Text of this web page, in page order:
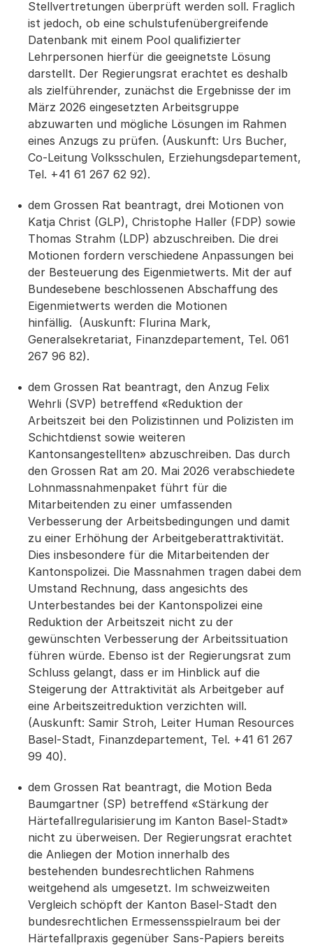
Stellvertretungen überprüft werden soll. Fraglich
ist jedoch, ob eine schulstufenübergreifende
Datenbank mit einem Pool qualifizierter
Lehrpersonen hierfür die geeignetste Lösung
darstellt. Der Regierungsrat erachtet es deshalb
als zielführender, zunächst die Ergebnisse der im
März 2026 eingesetzten Arbeitsgruppe
abzuwarten und mögliche Lösungen im Rahmen
eines Anzugs zu prüfen. (Auskunft: Urs Bucher,
Co-Leitung Volksschulen, Erziehungsdepartement,
Tel. +41 61 267 62 92).
dem Grossen Rat beantragt, drei Motionen von
Katja Christ (GLP), Christophe Haller (FDP) sowie
Thomas Strahm (LDP) abzuschreiben. Die drei
Motionen fordern verschiedene Anpassungen bei
der Besteuerung des Eigenmietwerts. Mit der auf
Bundesebene beschlossenen Abschaffung des
Eigenmietwerts werden die Motionen
hinfällig. (Auskunft: Flurina Mark,
Generalsekretariat, Finanzdepartement, Tel. 061
267 96 82).
dem Grossen Rat beantragt, den Anzug Felix
Wehrli (SVP) betreffend «Reduktion der
Arbeitszeit bei den Polizistinnen und Polizisten im
Schichtdienst sowie weiteren
Kantonsangestellten» abzuschreiben. Das durch
den Grossen Rat am 20. Mai 2026 verabschiedete
Lohnmassnahmenpaket führt für die
Mitarbeitenden zu einer umfassenden
Verbesserung der Arbeitsbedingungen und damit
zu einer Erhöhung der Arbeitgeberattraktivität.
Dies insbesondere für die Mitarbeitenden der
Kantonspolizei. Die Massnahmen tragen dabei dem
Umstand Rechnung, dass angesichts des
Unterbestandes bei der Kantonspolizei eine
Reduktion der Arbeitszeit nicht zu der
gewünschten Verbesserung der Arbeitssituation
führen würde. Ebenso ist der Regierungsrat zum
Schluss gelangt, dass er im Hinblick auf die
Steigerung der Attraktivität als Arbeitgeber auf
eine Arbeitszeitreduktion verzichten will.
(Auskunft: Samir Stroh, Leiter Human Resources
Basel-Stadt, Finanzdepartement, Tel. +41 61 267
99 40).
dem Grossen Rat beantragt, die Motion Beda
Baumgartner (SP) betreffend «Stärkung der
Härtefallregularisierung im Kanton Basel-Stadt»
nicht zu überweisen. Der Regierungsrat erachtet
die Anliegen der Motion innerhalb des
bestehenden bundesrechtlichen Rahmens
weitgehend als umgesetzt. Im schweizweiten
Vergleich schöpft der Kanton Basel-Stadt den
bundesrechtlichen Ermessensspielraum bei der
Härtefallpraxis gegenüber Sans-Papiers bereits